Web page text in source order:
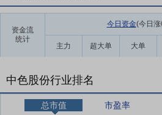
资金流
统计
今日资金(今日涨
主力 超大单 大单
中色股份行业排名
总市值 市盈率